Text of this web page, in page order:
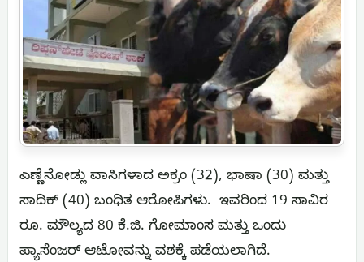
ಎಣ್ಣೆನೋಡ್ಲು ವಾಸಿಗಳಾದ ಅಕ್ರಂ (32), ಭಾಷಾ (30) ಮತ್ತು
ಸಾದಿಕ್ (40) ಬಂಧಿತ ಆರೋಪಿಗಳು. ಇವರಿಂದ 19 ಸಾವಿರ
ರೂ. ಮೌಲ್ಯದ 80 ಕೆ.ಜಿ. ಗೋಮಾಂಸ ಮತ್ತು ಒಂದು
ಪ್ಯಾಸೆಂಜರ್ ಆಟೋವನ್ನು ವಶಕ್ಕೆ ಪಡೆಯಲಾಗಿದೆ.